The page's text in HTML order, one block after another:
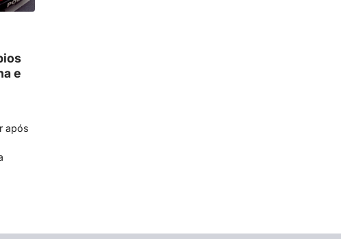
e
após